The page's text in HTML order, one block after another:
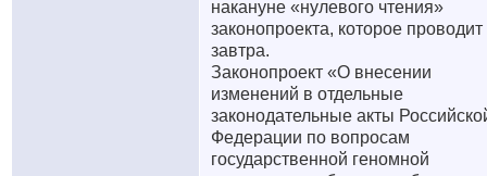
накануне «нулевого чтения»
законопроекта, которое
завтра.
Законопроект «О внесении
изменений в отдельные
законодательные акты
Федерации по вопросам
государственной геномной